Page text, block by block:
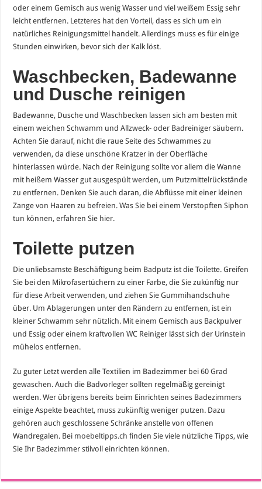
oder einem Gemisch aus wenig Wasser und viel weißem Essig sehr
leicht entfernen. Letzteres hat den Vorteil, dass es sich um ein
natürliches Reinigungsmittel handelt. Allerdings muss es für einige
Stunden einwirken, bevor sich der Kalk löst.
Waschbecken, Badewanne
und Dusche reinigen
Badewanne, Dusche und Waschbecken lassen sich am besten mit
einem weichen Schwamm und Allzweck- oder Badreiniger säubern.
Achten Sie darauf, nicht die raue Seite des Schwammes zu
verwenden, da diese unschöne Kratzer in der Oberfläche
hinterlassen würde. Nach der Reinigung sollte vor allem die Wanne
mit heißem Wasser gut ausgespült werden, um Putzmittelrückstände
zu entfernen. Denken Sie auch daran, die Abflüsse mit einer kleinen
Zange von Haaren zu befreien. Was Sie bei einem Verstopften Siphon
tun können, erfahren Sie hier.
Toilette putzen
Die unliebsamste Beschäftigung beim Badputz ist die Toilette. Greifen
Sie bei den Mikrofasertüchern zu einer Farbe, die Sie zukünftig nur
für diese Arbeit verwenden, und ziehen Sie Gummihandschuhe
über. Um Ablagerungen unter den Rändern zu entfernen, ist ein
kleiner Schwamm sehr nützlich. Mit einem Gemisch aus Backpulver
und Essig oder einem kraftvollen WC Reiniger lässt sich der Urinstein
mühelos entfernen.
Zu guter Letzt werden alle Textilien im Badezimmer bei 60 Grad
gewaschen. Auch die Badvorleger sollten regelmäßig gereinigt
werden. Wer übrigens bereits beim Einrichten seines Badezimmers
einige Aspekte beachtet, muss zukünftig weniger putzen. Dazu
gehören auch geschlossene Schränke anstelle von offenen
Wandregalen. Bei moebeltipps.ch finden Sie viele nützliche Tipps, wie
Sie Ihr Badezimmer stilvoll einrichten können.